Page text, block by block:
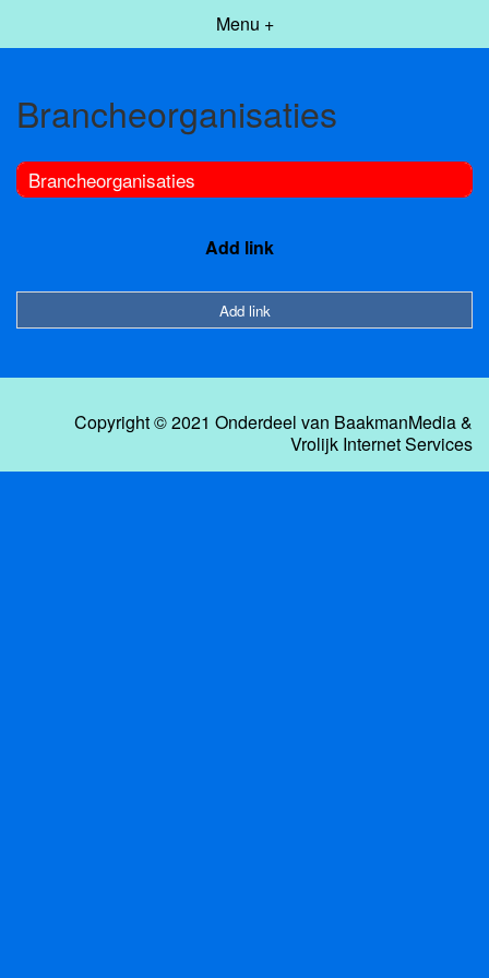
Menu +
Brancheorganisaties
Brancheorganisaties
Add link
Add link
Copyright © 2021 Onderdeel van BaakmanMedia&
Vrolijk Internet Services